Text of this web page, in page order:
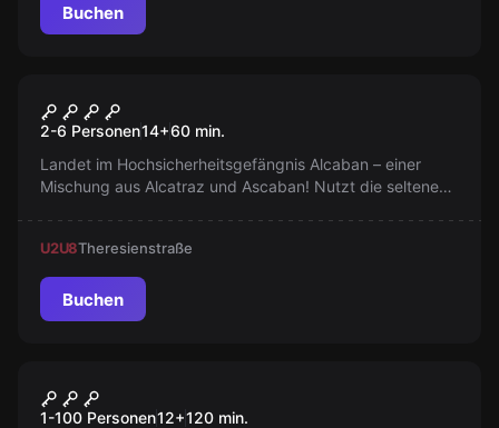
Buchen
Prison
2-6 Personen14+60 min.
Landet im Hochsicherheitsgefängnis Alcaban – einer
Mischung aus Alcatraz und Ascaban! Nutzt die seltene
U2U8Theresienstraße
Buchen
Carnival Online
1-100 Personen12+120 min.